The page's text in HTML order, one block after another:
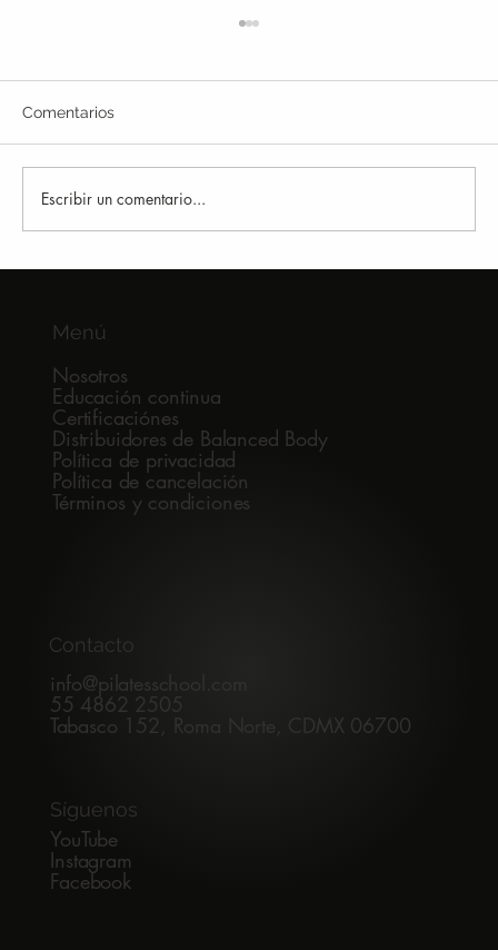
Comentarios
Escribir un comentario...
Menú
Nosotros
Educación continua
Certificaciónes
Distribuidores de Balanced Body
Política de privacidad
Política de cancelación
Términos y condiciones
Contacto
info@pilatesschool.com
55 4862 2505
Tabasco 152, Roma Norte, CDMX 06700
Síguenos
YouTube
Instagram
Facebook